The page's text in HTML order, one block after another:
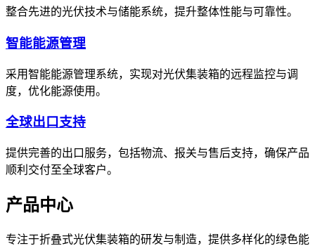
整合先进的光伏技术与储能系统，提升整体性能与可靠性。
智能能源管理
采用智能能源管理系统，实现对光伏集装箱的远程监控与调
度，优化能源使用。
全球出口支持
提供完善的出口服务，包括物流、报关与售后支持，确保产品
顺利交付至全球客户。
产品中心
专注于折叠式光伏集装箱的研发与制造，提供多样化的绿色能